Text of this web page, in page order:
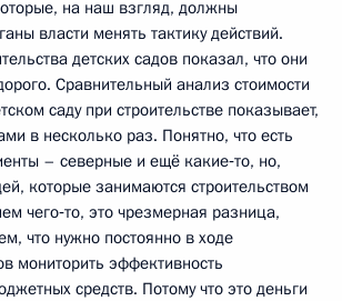
на наш взгляд, должны
власти менять тактику действий.
детских садов показал, что они
Сравнительный анализ стоимости
саду при строительстве показывает,
в несколько раз. Понятно, что есть
– северные и ещё какие‑то, но,
которые занимаются строительством
чего‑то, это чрезмерная разница,
что нужно постоянно в ходе
мониторить эффективность
средств. Потому что это деньги